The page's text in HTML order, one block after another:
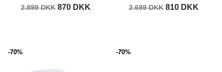
2.899 DKK 870 DKK
2.699 DKK 810 DKK
-70% -70%